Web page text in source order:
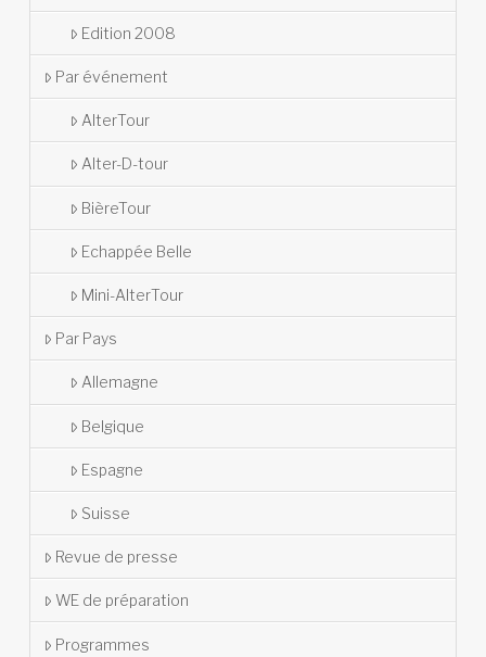
Edition 2008
Par événement
AlterTour
Alter-D-tour
BièreTour
Echappée Belle
Mini-AlterTour
Par Pays
Allemagne
Belgique
Espagne
Suisse
Revue de presse
WE de préparation
Programmes